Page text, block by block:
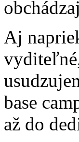
Aj
base
až do